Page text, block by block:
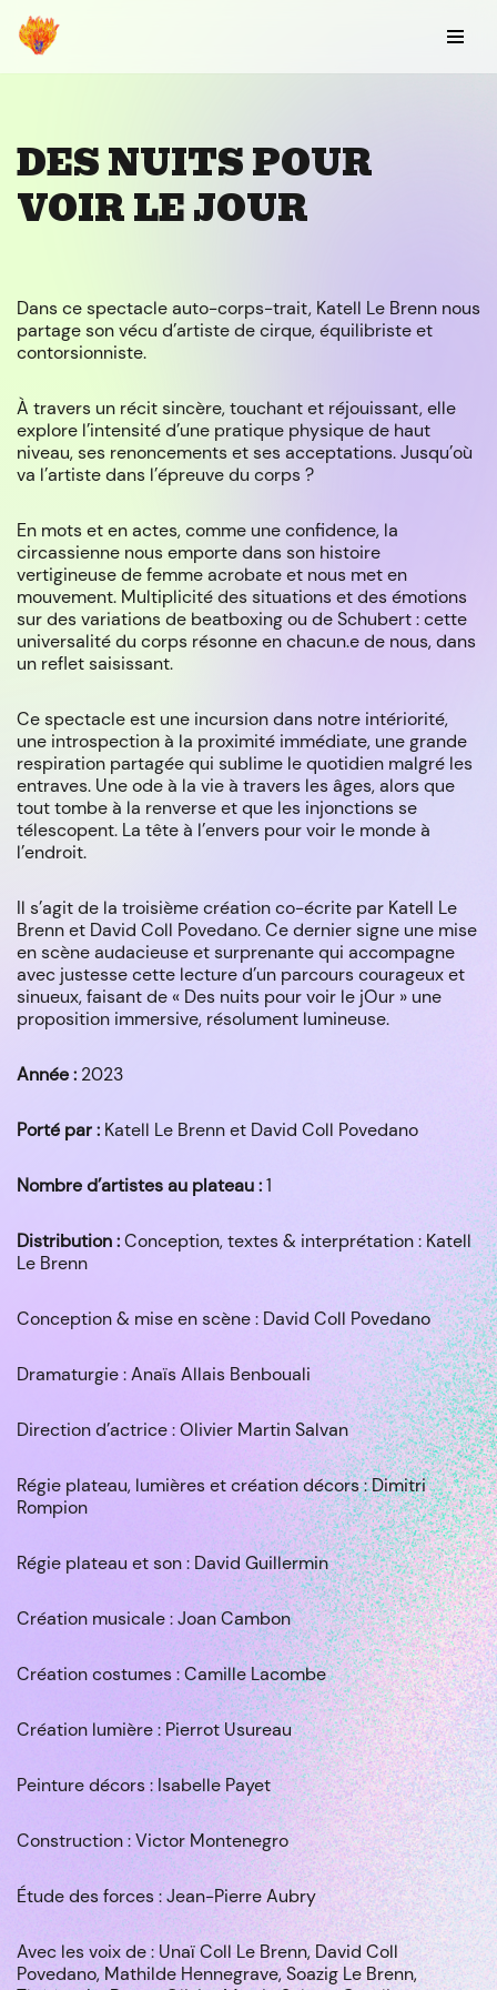
Aller
au
DES NUITS POUR
VOIR LE JOUR
Dans ce spectacle auto-corps-trait, Katell Le Brenn nous
partage son vécu d’artiste de cirque, équilibriste et
contorsionniste.
À travers un récit sincère, touchant et réjouissant, elle
explore l’intensité d’une pratique physique de haut
niveau, ses renoncements et ses acceptations. Jusqu’où
va l’artiste dans l’épreuve du corps ?
En mots et en actes, comme une confidence, la
circassienne nous emporte dans son histoire
vertigineuse de femme acrobate et nous met en
mouvement. Multiplicité des situations et des émotions
sur des variations de beatboxing ou de Schubert : cette
universalité du corps résonne en chacun.e de nous, dans
un reflet saisissant.
Ce spectacle est une incursion dans notre intériorité,
une introspection à la proximité immédiate, une grande
respiration partagée qui sublime le quotidien malgré les
entraves. Une ode à la vie à travers les âges, alors que
tout tombe à la renverse et que les injonctions se
télescopent. La tête à l’envers pour voir le monde à
l’endroit.
Il s’agit de la troisième création co-écrite par Katell Le
Brenn et David Coll Povedano. Ce dernier signe une mise
en scène audacieuse et surprenante qui accompagne
avec justesse cette lecture d’un parcours courageux et
sinueux, faisant de « Des nuits pour voir le jOur » une
proposition immersive, résolument lumineuse.
Année : 2023
Porté par : Katell Le Brenn et David Coll Povedano
Nombre d’artistes au plateau :1
Distribution :Conception, textes & interprétation : Katell
Le Brenn
Conception & mise en scène : David Coll Povedano
Dramaturgie : Anaïs Allais Benbouali
Direction d’actrice : Olivier Martin Salvan
Régie plateau, lumières et création décors : Dimitri
Rompion
Régie plateau et son : David Guillermin
Création musicale : Joan Cambon
Création costumes : Camille Lacombe
Création lumière : Pierrot Usureau
Peinture décors : Isabelle Payet
Construction : Victor Montenegro
Étude des forces : Jean-Pierre Aubry
Avec les voix de : Unaï Coll Le Brenn, David Coll
Povedano, Mathilde Hennegrave, Soazig Le Brenn,